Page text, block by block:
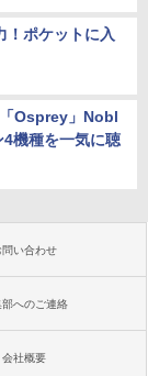
！ポケットに入
Osprey」Nobl
機種を一気に聴
問い合わせ
部へのご連絡
会社概要